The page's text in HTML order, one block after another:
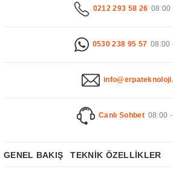
0212 293 58 26 08:00
0530 238 95 57 08:00
Canlı Sohbet 08:00
GENEL BAKIŞ TEKNİK ÖZELLİKLER